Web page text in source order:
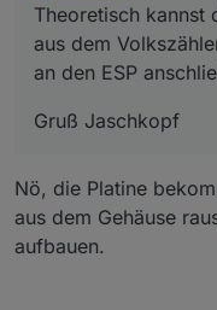
if
syn=v2-
;Kosten
}
Theoretisch kannst
aus dem
an den ESP
Gruß Jaschkopf
Nö, die Platine
aus dem Gehäuse
aufbauen.